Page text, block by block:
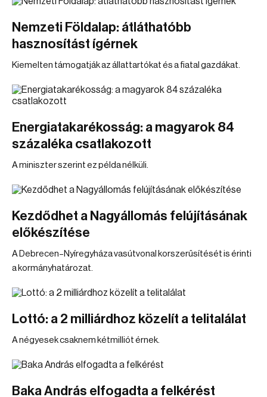
Nemzeti Földalap: átláthatóbb
hasznosítást ígérnek
Kiemelten támogatják az állattartókat és a fiatal gazdákat.
Energiatakarékosság: a magyarok 84
százaléka csatlakozott
A miniszter szerint ez példa nélküli.
Kezdődhet a Nagyállomás felújításának
előkészítése
A Debrecen–Nyíregyháza vasútvonal korszerűsítését is érinti
a kormányhatározat.
Lottó: a 2 milliárdhoz közelít a telitalálat
A négyesek csaknem kétmilliót érnek.
Baka András elfogadta a felkérést